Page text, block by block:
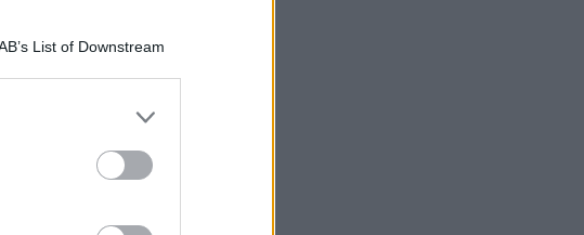
List of Downstream
may click to grant or
specified purposes